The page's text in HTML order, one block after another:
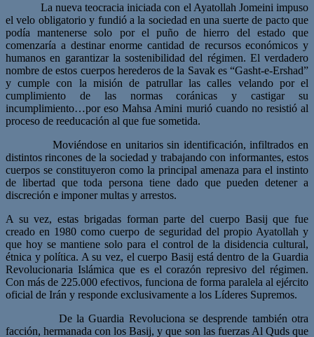
La nueva teocracia iniciada con el Ayatollah Jomeini impuso
el velo obligatorio y fundió a la sociedad en una suerte de pacto que
podía mantenerse solo por el puño de hierro del estado que
comenzaría a destinar enorme cantidad de recursos económicos y
humanos en garantizar la sostenibilidad del régimen. El verdadero
nombre de estos cuerpos herederos de la Savak es “Gasht-e-Ershad”
y cumple con la misión de patrullar las calles velando por el
cumplimiento de las normas coránicas y castigar su
incumplimiento…por eso Mahsa Amini murió cuando no resistió al
proceso de reeducación al que fue sometida.
Moviéndose en unitarios sin identificación, infiltrados en
distintos rincones de la sociedad y trabajando con informantes, estos
cuerpos se constituyeron como la principal amenaza para el instinto
de libertad que toda persona tiene dado que pueden detener a
discreción e imponer multas y arrestos.
A su vez, estas brigadas forman parte del cuerpo Basij que fue
creado en 1980 como cuerpo de seguridad del propio Ayatollah y
que hoy se mantiene solo para el control de la disidencia cultural,
étnica y política. A su vez, el cuerpo Basij está dentro de la Guardia
Revolucionaria Islámica que es el corazón represivo del régimen.
Con más de 225.000 efectivos, funciona de forma paralela al ejército
oficial de Irán y responde exclusivamente a los Líderes Supremos.
De la Guardia Revoluciona se desprende también otra
facción, hermanada con los Basij, y que son las fuerzas Al Quds que